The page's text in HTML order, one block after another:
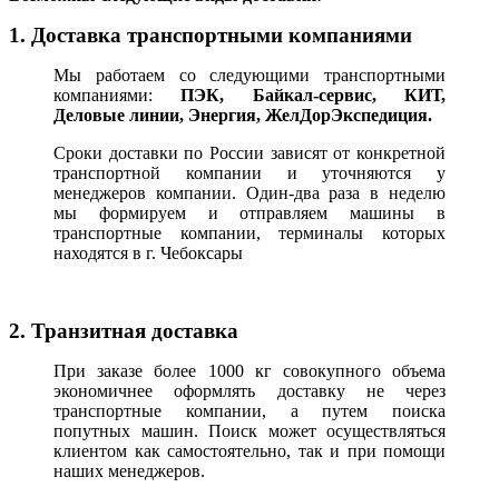
1. Доставка транспортными компаниями
Мы работаем со следующими транспортными
компаниями:ПЭК, Байкал-сервис, КИТ,
Деловые линии, Энергия, ЖелДорЭкспедиция.
Сроки доставки по России зависят от конкретной
транспортной компании и уточняются у
менеджеров компании. Один-два раза в неделю
мы формируем и отправляем машины в
транспортные компании, терминалы которых
находятся в г. Чебоксары
2. Транзитная доставка
При заказе более 1000 кг совокупного объема
экономичнее оформлять доставку не через
транспортные компании, а путем поиска
попутных машин. Поиск может осуществляться
клиентом как самостоятельно, так и при помощи
наших менеджеров.